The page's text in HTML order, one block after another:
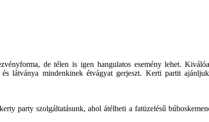
de télen is igen hangulatos esemény lehet.
látványa mindenkinek étvágyat gerjeszt. Kerti partit
party szolgáltatásunk, ahol átélheti a fatüzelésű